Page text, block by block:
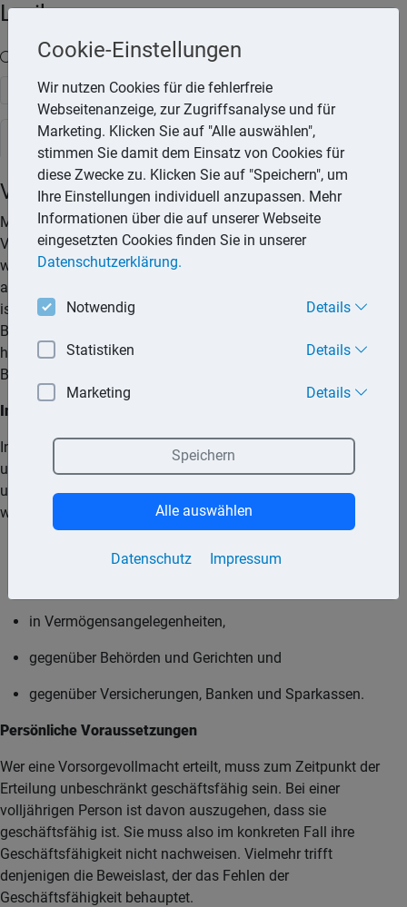
Lexika
Volltext-Suche in den Lexika
Suchen
Rechtslexikon
Vorsorgevollmacht
Mit einer Vorsorgevollmacht kann man im Voraus einen
Vertreter bevollmächtigen, Angelegenheiten zu erledigen,
wenn man dazu wegen einer Krankheit, eines Unfalls oder
altersbedingt nicht mehr oder nur noch teilweise in der Lage
ist. Ohne eine solche Vollmacht besteht die Gefahr, dass der
Betroffene im Fürsorgefall rechtlich nicht mehr
handlungsfähig ist und vom Betreuungsgericht eine
Betreuung angeordnet wird.
Inhalt
In einer Vorsorgevollmacht können dem Bevollmächtigten
umfassende Vertretungsbefugnisse eingeräumt und so eine
unter Umständen notwendige rechtliche Betreuung vermieden
werden. Möglich ist u.a. die Vertretung
in Gesundheitsangelegenheiten,
in Vermögensangelegenheiten,
gegenüber Behörden und Gerichten und
gegenüber Versicherungen, Banken und Sparkassen.
Persönliche Voraussetzungen
Wer eine Vorsorgevollmacht erteilt, muss zum Zeitpunkt der
Erteilung unbeschränkt geschäftsfähig sein. Bei einer
volljährigen Person ist davon auszugehen, dass sie
geschäftsfähig ist. Sie muss also im konkreten Fall ihre
Geschäftsfähigkeit nicht nachweisen. Vielmehr trifft
denjenigen die Beweislast, der das Fehlen der
Geschäftsfähigkeit behauptet.
Cookie-Einstellungen
Wir nutzen Cookies für die fehlerfreie
Webseitenanzeige, zur Zugriffsanalyse und für
Marketing. Klicken Sie auf "Alle auswählen",
stimmen Sie damit dem Einsatz von Cookies für
diese Zwecke zu. Klicken Sie auf "Speichern", um
Ihre Einstellungen individuell anzupassen. Mehr
Informationen über die auf unserer Webseite
eingesetzten Cookies finden Sie in unserer
Datenschutzerklärung.
Notwendig Details
Statistiken Details
Marketing Details
Datenschutz Impressum
Speichern
Alle auswählen